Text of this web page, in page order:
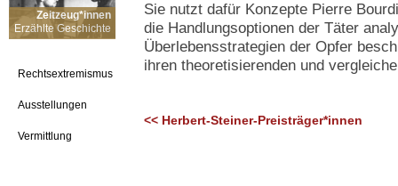
Zeitzeug*innen
Erzählte Geschichte
Rechtsextremismus
Ausstellungen
Vermittlung
Sie nutzt dafür Konzepte Pierre
die Handlungsoptionen der Täter
Überlebensstrategien der Opfer
ihren theoretisierenden und
<< Herbert-Steiner-Preisträger*innen